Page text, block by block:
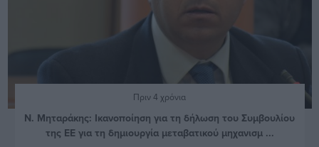
Πριν 4 χρόνια
Ν. Μηταράκης: Ικανοποίηση για τη δήλωση του Συμβουλίου
της ΕΕ για τη δημιουργία μεταβατικού μηχανισμ ...